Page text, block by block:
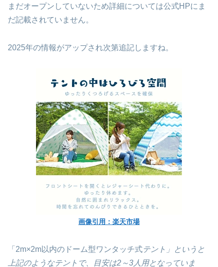
まだオープンしていないため詳細については公式HPにま
だ記載されていません。
2025年の情報がアップされ次第追記しますね。
画像引用：楽天市場
「2m×2m以内のドーム型ワンタッチ式テント」というと
上記のようなテントで、目安は2～3人用となっていま